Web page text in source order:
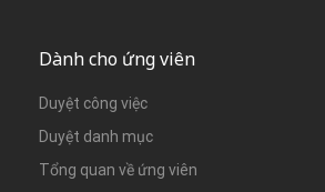
Dành cho ứng viên
Duyệt công việc
Duyệt danh mục
Tổng quan về ứng viên